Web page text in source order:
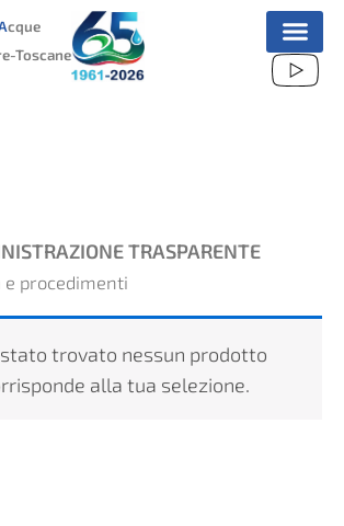
cque
Toscane
TRASPARENTE
procedimenti
trovato nessun prodotto
alla tua selezione.